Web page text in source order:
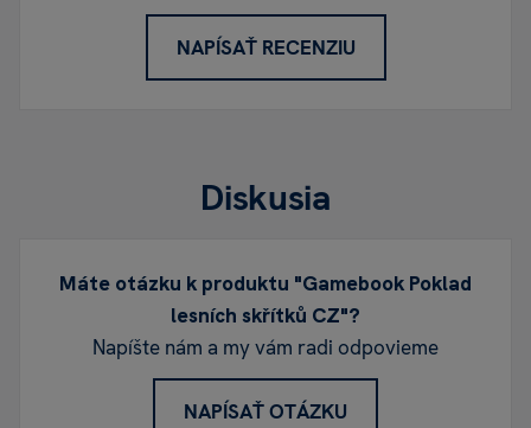
NAPÍSAŤ RECENZIU
Diskusia
Máte otázku k produktu "Gamebook Poklad
lesních skřítků CZ"?
Napíšte nám a my vám radi odpovieme
NAPÍSAŤ OTÁZKU